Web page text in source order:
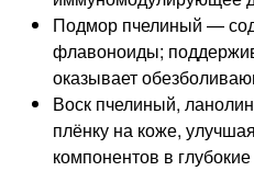
Подмор пчелиный —
флавоноиды;
оказывает
Воск пчелиный,
плёнку на коже,
компонентов в глубокие